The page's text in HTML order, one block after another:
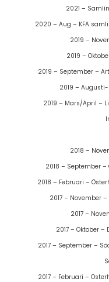
2021 –
2020 – Aug – KFA
2019 –
2019 –
2019 – September –
2019 –
2019 – Mars/April –
–
2018 –
2018 – September
2018 – Februari –
2017 – November
2017 –
2017 – Oktober
2017 – September –
2017 – Februari –